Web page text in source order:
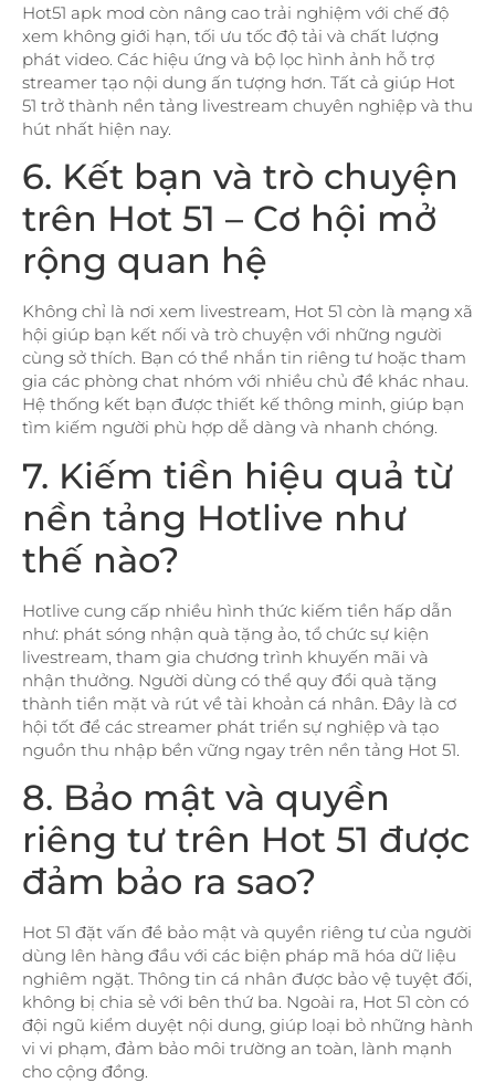
Hot51 apk mod còn nâng cao trải nghiệm với chế độ
xem không giới hạn, tối ưu tốc độ tải và chất lượng
phát video. Các hiệu ứng và bộ lọc hình ảnh hỗ trợ
streamer tạo nội dung ấn tượng hơn. Tất cả giúp Hot
51 trở thành nền tảng livestream chuyên nghiệp và thu
hút nhất hiện nay.
6. Kết bạn và trò chuyện
trên Hot 51 – Cơ hội mở
rộng quan hệ
Không chỉ là nơi xem livestream, Hot 51 còn là mạng xã
hội giúp bạn kết nối và trò chuyện với những người
cùng sở thích. Bạn có thể nhắn tin riêng tư hoặc tham
gia các phòng chat nhóm với nhiều chủ đề khác nhau.
Hệ thống kết bạn được thiết kế thông minh, giúp bạn
tìm kiếm người phù hợp dễ dàng và nhanh chóng.
7. Kiếm tiền hiệu quả từ
nền tảng Hotlive như
thế nào?
Hotlive cung cấp nhiều hình thức kiếm tiền hấp dẫn
như: phát sóng nhận quà tặng ảo, tổ chức sự kiện
livestream, tham gia chương trình khuyến mãi và
nhận thưởng. Người dùng có thể quy đổi quà tặng
thành tiền mặt và rút về tài khoản cá nhân. Đây là cơ
hội tốt để các streamer phát triển sự nghiệp và tạo
nguồn thu nhập bền vững ngay trên nền tảng Hot 51.
8. Bảo mật và quyền
riêng tư trên Hot 51 được
đảm bảo ra sao?
Hot 51 đặt vấn đề bảo mật và quyền riêng tư của người
dùng lên hàng đầu với các biện pháp mã hóa dữ liệu
nghiêm ngặt. Thông tin cá nhân được bảo vệ tuyệt đối,
không bị chia sẻ với bên thứ ba. Ngoài ra, Hot 51 còn có
đội ngũ kiểm duyệt nội dung, giúp loại bỏ những hành
vi vi phạm, đảm bảo môi trường an toàn, lành mạnh
cho cộng đồng.